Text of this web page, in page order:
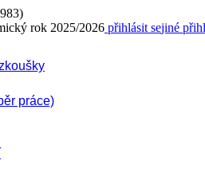
rok 2025/2026 přihlásit sejiné
práce)